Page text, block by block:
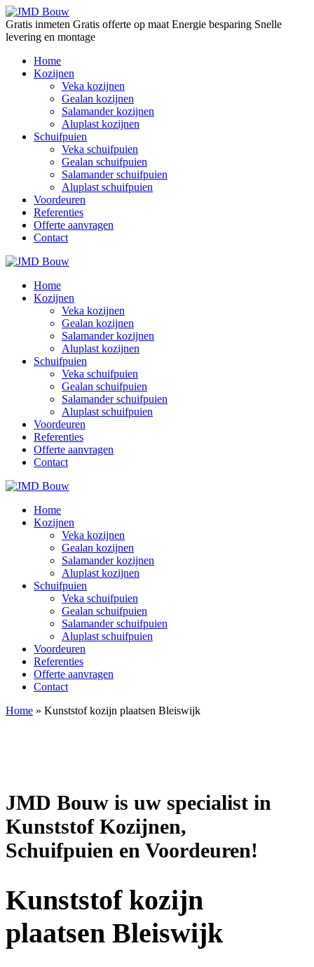
Gratis inmeten Gratis offerte op maat Energie besparing Snelle
levering en montage
Home
Kozijnen
Veka kozijnen
Gealan kozijnen
Salamander kozijnen
Aluplast kozijnen
Schuifpuien
Veka schuifpuien
Gealan schuifpuien
Salamander schuifpuien
Aluplast schuifpuien
Voordeuren
Referenties
Offerte aanvragen
Contact
Home
Kozijnen
Veka kozijnen
Gealan kozijnen
Salamander kozijnen
Aluplast kozijnen
Schuifpuien
Veka schuifpuien
Gealan schuifpuien
Salamander schuifpuien
Aluplast schuifpuien
Voordeuren
Referenties
Offerte aanvragen
Contact
Home
Kozijnen
Veka kozijnen
Gealan kozijnen
Salamander kozijnen
Aluplast kozijnen
Schuifpuien
Veka schuifpuien
Gealan schuifpuien
Salamander schuifpuien
Aluplast schuifpuien
Voordeuren
Referenties
Offerte aanvragen
Contact
Home » Kunststof kozijn plaatsen Bleiswijk
JMD Bouw is uw specialist in
Kunststof Kozijnen,
Schuifpuien en Voordeuren!
Kunststof kozijn
plaatsen Bleiswijk